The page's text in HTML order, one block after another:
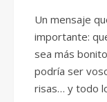
Un mensaje
importante:
sea más
podría ser
risas… y todo